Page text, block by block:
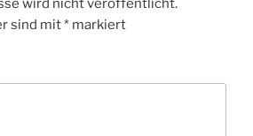
wird nicht veröffentlicht.
sind mit* markiert